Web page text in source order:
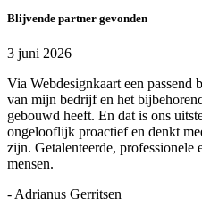
Blijvende partner gevonden
3 juni 2026
Via Webdesignkaart een passend
van mijn bedrijf en het
gebouwd heeft. En dat is ons
ongelooflijk proactief en denkt
zijn. Getalenteerde,
mensen.
- Adrianus Gerritsen